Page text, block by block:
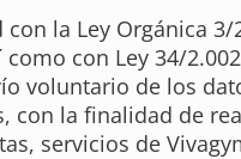
la Ley Orgánica
como con Ley 34/
voluntario de los
con la finalidad de
servicios de